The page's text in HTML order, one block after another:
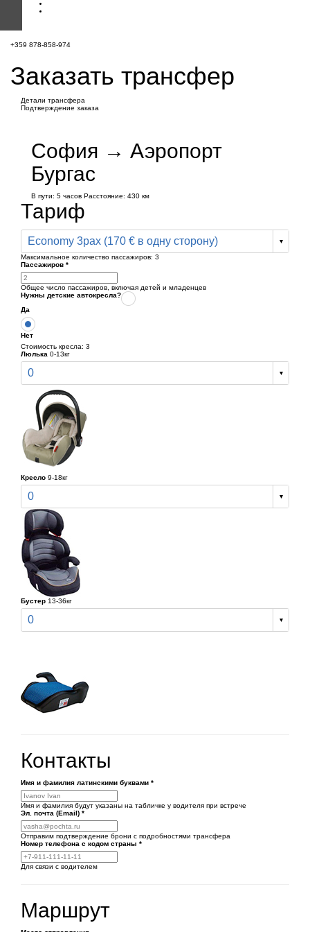
+359 878-858-974
Заказать трансфер
Детали трансфера
Подтверждение заказа
София → Аэропорт
Бургас
В пути: 5 часов Расстояние: 430 км
Тариф
Economy 3pax (170 € в одну сторону)
Максимальное количество пассажиров: 3
Пассажиров *
Общее число пассажиров, включая детей и младенцев
Нужны детские автокресла?
Да
Нет
Стоимость кресла: 3
Люлька 0-13кг
0
Кресло 9-18кг
0
Бустер 13-36кг
0
Контакты
Имя и фамилия латинскими буквами *
Имя и фамилия будут указаны на табличке у водителя при встрече
Эл. почта (Email) *
Отправим подтверждение брони с подробностями трансфера
Номер телефона с кодом страны *
Для связи с водителем
Маршрут